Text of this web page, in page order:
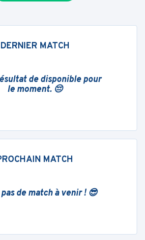
DERNIER MATCH
de disponible pour
le moment. 😔
MATCH
de match à venir ! 😎